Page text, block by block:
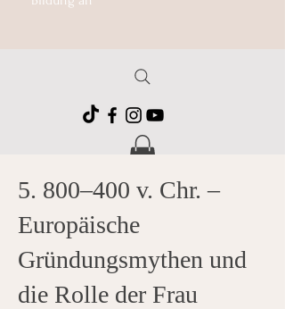
5. 800–400 v. Chr. –
Europäische
Gründungsmythen und
die Rolle der Frau